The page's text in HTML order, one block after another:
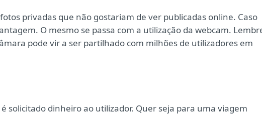
privadas que não gostariam de ver publicadas online. Caso
O mesmo se passa com a utilização da webcam.
pode vir a ser partilhado com milhões de utilizadores em
solicitado dinheiro ao utilizador. Quer seja para uma viagem